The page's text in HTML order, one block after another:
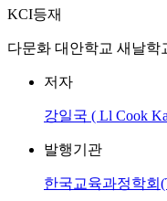
KCI등재
다문화 대안학교 새날학
저자
강일국 ( Ll Cook
발행기관
한국교육과정학회